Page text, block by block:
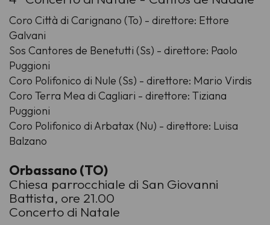
Coro Città di Carignano (To) - direttore: Ettore
Galvani
Sos Cantores de Benetutti (Ss) - direttore: Paolo
Puggioni
Coro Polifonico di Nule (Ss) - direttore: Mario Virdis
Coro Terra Mea di Cagliari - direttore: Tiziana
Puggioni
Coro Polifonico di Arbatax (Nu) - direttore: Luisa
Balzano
Orbassano (TO)
Chiesa parrocchiale di San Giovanni
Battista, ore 21.00
Concerto di Natale